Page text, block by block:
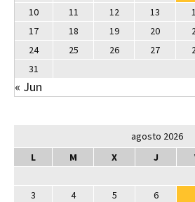
10
11 12 13
17
18 19 20
24
25 26 27
31
« Jun
agosto 2026
L
M X J
3
4 5 6